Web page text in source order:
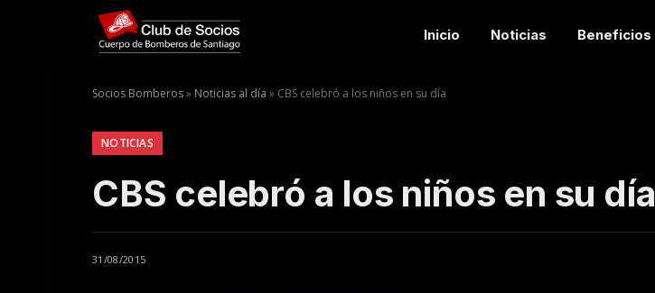
Inicio Noticias Beneficios
Socios Bomberos» Noticias al día » CBS celebró a los niños en su día
NOTICIAS
CBS celebró a los niños en su día
31/08/2015